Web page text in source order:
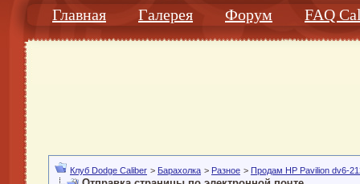
Главная Галерея Форум FAQ
Клуб Dodge Caliber > Барахолка > Разное > Продам HP Pavilion dv6-